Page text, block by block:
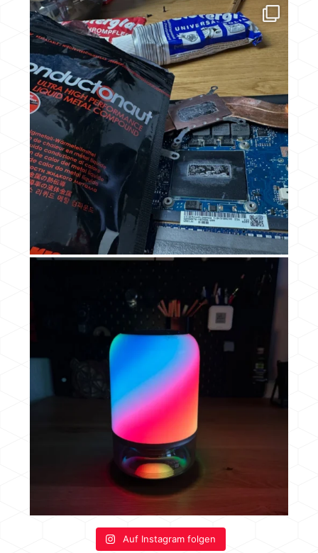
Auf Instagram folgen